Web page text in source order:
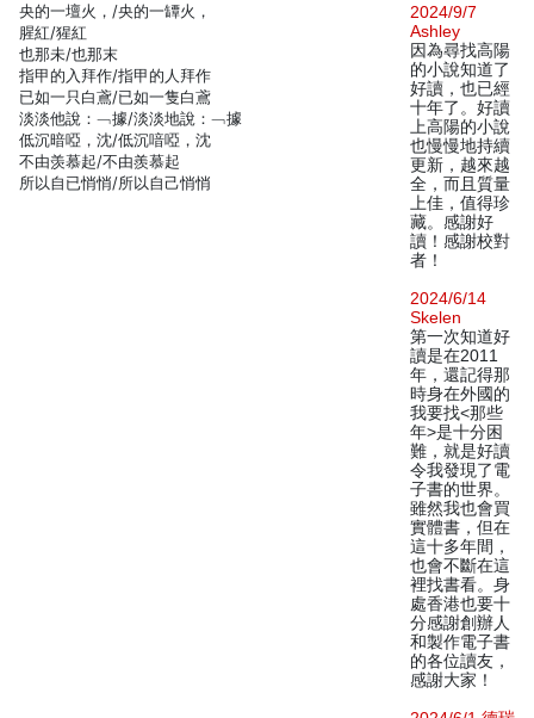
央的一壇火，/央的一罈火，
腥紅/猩紅
也那未/也那末
指甲的入拜作/指甲的人拜作
已如一只白鳶/已如一隻白鳶
淡淡他說：﹁據/淡淡地說：﹁據
低沉暗啞，沈/低沉喑啞，沈
不由羡慕起/不由羨慕起
所以自已悄悄/所以自己悄悄
2024/9/7
Ashley
因為尋找高陽
的小說知道了
好讀，也已經
十年了。好讀
上高陽的小說
也慢慢地持續
更新，越來越
全，而且質量
上佳，值得珍
藏。感謝好
讀！感謝校對
者！
2024/6/14
Skelen
第一次知道好
讀是在2011
年，還記得那
時身在外國的
我要找<那些
年>是十分困
難，就是好讀
令我發現了電
子書的世界。
雖然我也會買
實體書，但在
這十多年間，
也會不斷在這
裡找書看。身
處香港也要十
分感謝創辦人
和製作電子書
的各位讀友，
感謝大家！